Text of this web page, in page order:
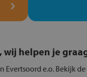
wij helpen je
Evertsoord e.o. Bekijk